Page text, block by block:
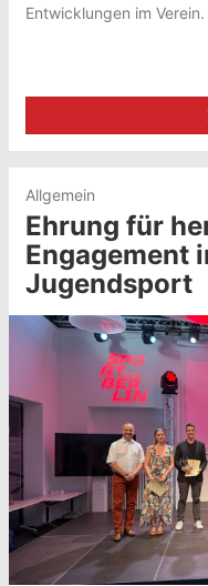
Entwicklungen im
Allgemein
Ehrung für
Engagement
Jugendsport